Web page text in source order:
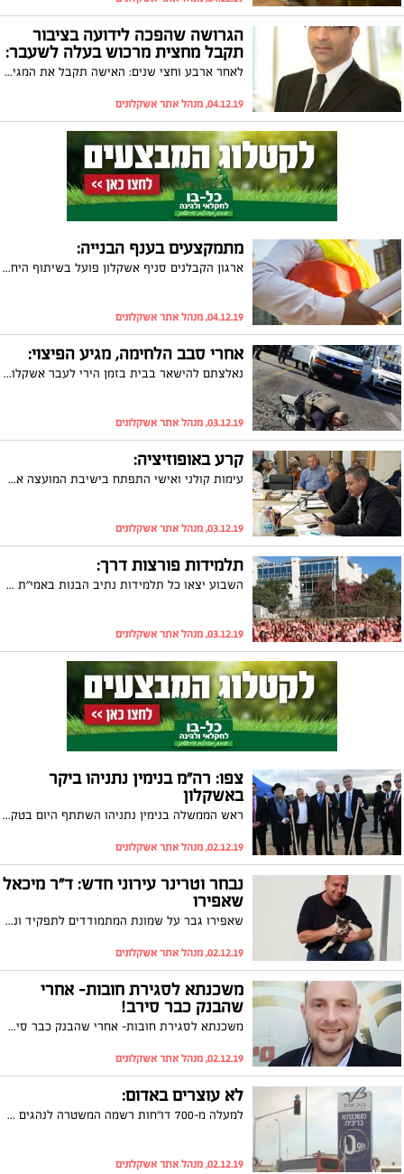
הגרושה שהפכה לידועה בציבור
תקבל מחצית מרכוש בעלה לשעבר:
לאחר ארבע וחצי שנים: האישה תקבל את המגיע לה. בית המשפט לענייני משפחה קבע כי הידועה בציבור תקבל קרוב למחצית מרכושו של הגבר שהחליט לערער למחוזי. בשבוע שעבר נקבע- ההחלטה תישאר על כנה והערעור ידחה. את האישה מייצג עו"ד נתנאל מויאל
04.12.19, מנהל אתר אשקלונים
מתמקצעים בענף הבנייה:
ארגון הקבלנים סניף אשקלון פועל בשיתוף היחידה ללימודי חוץ במכללת אשקלון, להנגשת לימודי מקצועות הבנייה במטרה לצמצם תאונות עבודה. בקרוב יצא לדרך הקורס היוקרתי ממונה על בטיחות עבודה, כאשר מהנהלת הארגון נמסר: "חשוב לנו להנגיש לימודים מקצועיים ואיכותיים לטובת העובדים של חברי הארגון"
04.12.19, מנהל אתר אשקלונים
אחרי סבב הלחימה, מגיע הפיצוי:
נאלצתם להישאר בבית בזמן הירי לעבר אשקלון? נחתם צו ההרחבה המסדיר את תשלום השכר לעובדים. כך הודיע היום יו"ר ההסתדרות ארנון בר-דוד
03.12.19, מנהל אתר אשקלונים
קרע באופוזיציה:
עימות קולני ואישי התפתח בישיבת המועצה אמש (שני) בין חברי מועצת העיר אפי מור ואייל אביטל המשתייכים לאותה הסיעה. הרקע לעימות היה חילוקי הדעות בנוגע להצעה שהעלה אפי מור בנושא מימון שלטי חוצות וכן תשלום פייסבוק ממומן עבור ראש העיר. מור: "אתה הסניגור של תומר, במה קנו אותך", אביטל: "מה שאתה אומר זה דברי הבל, מי הקריא לך ואמר לך מה לכתוב". צפו
03.12.19, מנהל אתר אשקלונים
תלמידות פורצות דרך:
השבוע יצאו כל תלמידות נתיב הבנות באמי"ת ב' המתחדש באשקלון לגיחה חווייתית שעמדה כולה בסימן העצמה נשית
03.12.19, מנהל אתר אשקלונים
צפו: רה"מ בנימין נתניהו ביקר
באשקלון
ראש הממשלה בנימין נתניהו השתתף היום בטקס הנחת אבן פינה באשקלון ל-12 מפעלים חדשים שייפתחו באזור התעשייה שבעיר, יחד עם שר הכלכלה אלי כהן, ראש העיר אשקלון תומר גלאם ובעלי המפעלים. עם פתיחת המפעלים יתווספו כ-1,000 מקומות עבודה בעיר. נתניהו התייחס להרכבת הממשלה ולאתגרים הביטחוניים בעזה ואמר: "לא תהיה הסדרה ארוכת טווח עם עזה כל עוד יימשך הטפטוף". בסיום המשיך רה"מ למדחוב ופגש תומכים נלהבים. צפו
02.12.19, מנהל אתר אשקלונים
נבחר וטרינר עירוני חדש: ד"ר מיכאל
שאפירו
שאפירו גבר על שמונת המתמודדים לתפקיד ונבחר פה אחד; הוא בוגר לרפואה וטרינרית של האוניברסיטה העברית ובוגר קורס וטרינרים רשותיים
02.12.19, מנהל אתר אשקלונים
משכנתא לסגירת חובות- אחרי
שהבנק כבר סירב!
משכנתא לסגירת חובות- אחרי שהבנק כבר סירב!
02.12.19, מנהל אתר אשקלונים
לא עוצרים באדום:
למעלה מ-700 דו"חות רשמה המשטרה לנהגים שחצו רמזור באור אדום באשקלון. תרבות הנהיגה בעיר ממשיכה להדאיג את משתמשי הדרך ותורמת לסטטיסטיקה העגומה לפיה אשקלון מובילה במספר הנפגעים בתאונות הדרכים בארץ
02.12.19, מנהל אתר אשקלונים